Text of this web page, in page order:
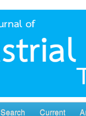
Search Current